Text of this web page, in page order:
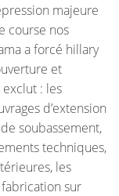
majeure
course nos
a forcé hillary
et
: les
d’extension
soubassement,
techniques,
les
sur